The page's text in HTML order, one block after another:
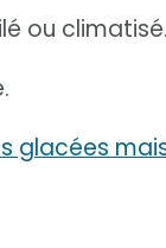
ou climatisé.
glacées